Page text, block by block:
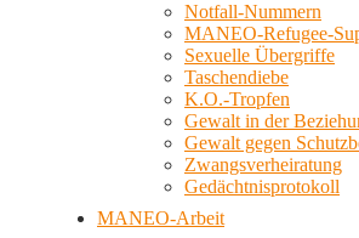
Notfall-Nummern
MANEO-Refugee-
Sexuelle Übergriffe
Taschendiebe
K.O.-Tropfen
Gewalt in der
Gewalt gegen
Zwangsverheiratung
Gedächtnisprotokoll
MANEO-Arbeit